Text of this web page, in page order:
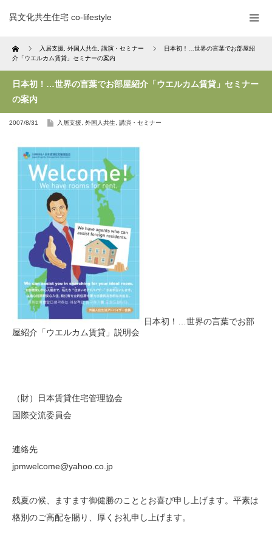
異文化共生住宅 co-lifestyle
Home 入居支援 外国人共生 講演・セミナー
日本初！…世界の言葉でお部屋紹
介「ウエルカム賃貸」セミナーの案内
日本初！…世界の言葉でお部屋紹介「ウエルカム賃貸」セミナー
の案内
2007/8/31 入居支援 外国人共生 講演・セミナー
日本初！…世界の言葉でお部
屋紹介「ウエルカム賃貸」説明会
（財）日本賃貸住宅管理協会
国際交流委員会
連絡先
jpmwelcome@yahoo.co.jp
残夏の候、ますます御健勝のこととお喜び申し上げます。平素は
格別のご高配を賜り、厚くお礼申し上げます。